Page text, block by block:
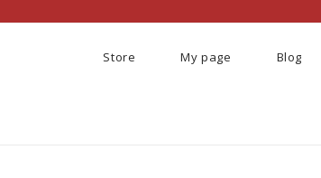
Store My page Blog